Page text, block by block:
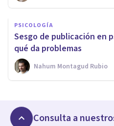
PSICOLOGÍA
Sesgo de publicación en
qué da problemas
Nahum Montagud Rubio
Consulta a